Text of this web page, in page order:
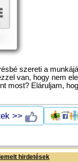
szereti a
van, hogy nem
most? Eláruljam,
>>
hirdetések